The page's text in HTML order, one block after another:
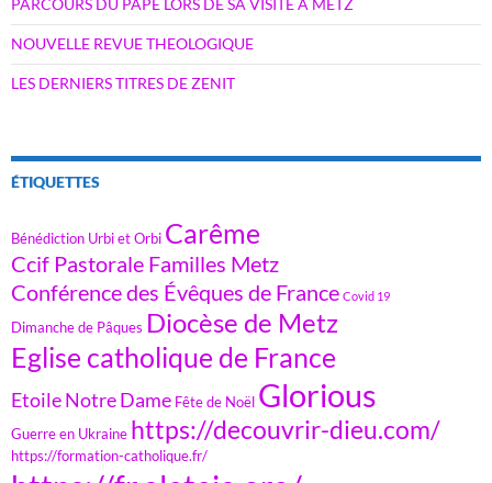
NOUVELLE REVUE THEOLOGIQUE
LES DERNIERS TITRES DE ZENIT
ÉTIQUETTES
Bénédiction Urbi et Orbi Carême
Ccif Pastorale Familles Metz
Conférence des Évêques de France Covid 19
Dimanche de Pâques Diocèse de Metz
Eglise catholique de France
Etoile Notre Dame Fête de Noël Glorious
Guerre en Ukraine https://decouvrir-dieu.com/
https://formation-catholique.fr/